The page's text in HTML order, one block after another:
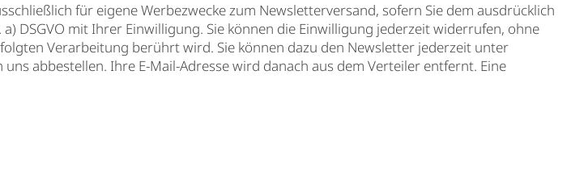
für eigene Werbezwecke zum Newsletterversand, sofern Sie dem ausdrücklich
DSGVO mit Ihrer Einwilligung. Sie können die Einwilligung jederzeit widerrufen, ohne
Verarbeitung berührt wird. Sie können dazu den Newsletter jederzeit unter
abbestellen. Ihre E-Mail-Adresse wird danach aus dem Verteiler entfernt. Eine